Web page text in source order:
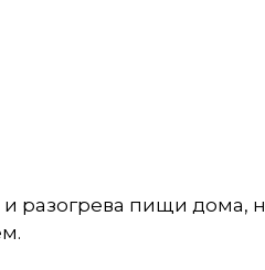
разогрева пищи дома,